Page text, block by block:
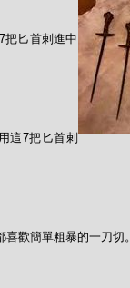
把匕首剌進中
這7把匕首剌
歡簡單粗暴的一刀切。